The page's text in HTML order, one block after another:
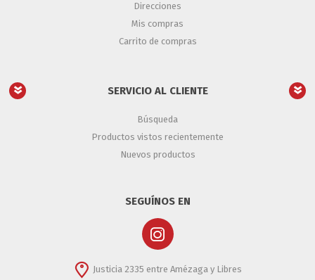
Direcciones
Mis compras
Carrito de compras
SERVICIO AL CLIENTE
Búsqueda
Productos vistos recientemente
Nuevos productos
SEGUÍNOS EN
Justicia 2335 entre Amézaga y Libres